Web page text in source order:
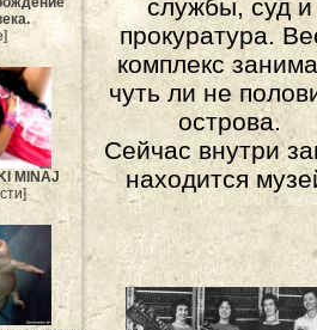
MINAJ
службы, суд и
прокуратура.
комплекс
чуть ли не
острова.
Сейчас внутри
находится